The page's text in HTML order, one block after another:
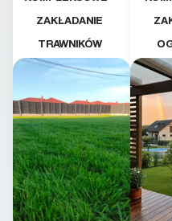
ZAKŁADANIE
TRAWNIKÓW